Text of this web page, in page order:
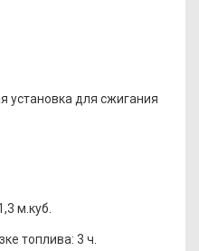
установка для сжигания
м.куб.
топлива: 3 ч.